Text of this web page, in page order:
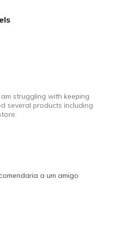
struggling with keeping
several products including
a um amigo